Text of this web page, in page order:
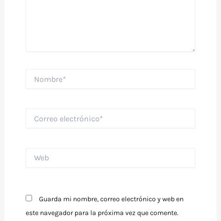
electrónico*
Guarda mi nombre, correo electrónico y web en
este navegador para la próxima vez que comente.